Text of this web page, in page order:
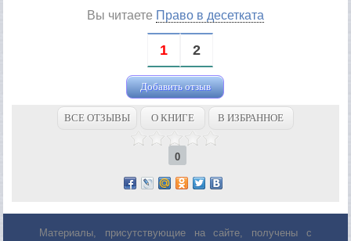
Вы читаете Право в десетката
1 2
Добавить отзыв
ВСЕ ОТЗЫВЫ О КНИГЕ В ИЗБРАННОЕ
0
Материалы, присутствующие на сайте, получены с